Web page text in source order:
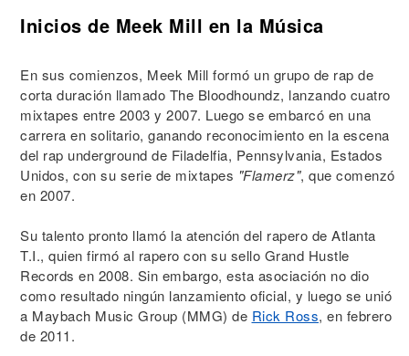
Inicios de Meek Mill en la Música
En sus comienzos, Meek Mill formó un grupo de rap de
corta duración llamado The Bloodhoundz, lanzando cuatro
mixtapes entre 2003 y 2007. Luego se embarcó en una
carrera en solitario, ganando reconocimiento en la escena
del rap underground de Filadelfia, Pennsylvania, Estados
Unidos, con su serie de mixtapes "Flamerz", que comenzó
en 2007.
Su talento pronto llamó la atención del rapero de Atlanta
T.I., quien firmó al rapero con su sello Grand Hustle
Records en 2008. Sin embargo, esta asociación no dio
como resultado ningún lanzamiento oficial, y luego se unió
a Maybach Music Group (MMG) de Rick Ross, en febrero
de 2011.